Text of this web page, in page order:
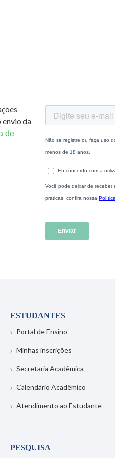
envio da
de
ESTUDANTES
Portal de Ensino
Minhas inscrições
Secretaria Acadêmica
Calendário Acadêmico
Atendimento ao Estudante
PESQUISA